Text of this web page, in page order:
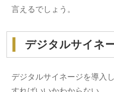
言えるでしょう。
デジタルサイネ
デジタルサイネージを導入